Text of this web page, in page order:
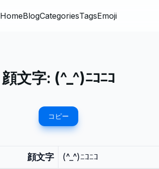
HomeBlogCategoriesTagsEmoji
顔文字: (^_^)ﾆｺﾆｺ
コピー
顔文字 (^_^)ﾆｺﾆｺ